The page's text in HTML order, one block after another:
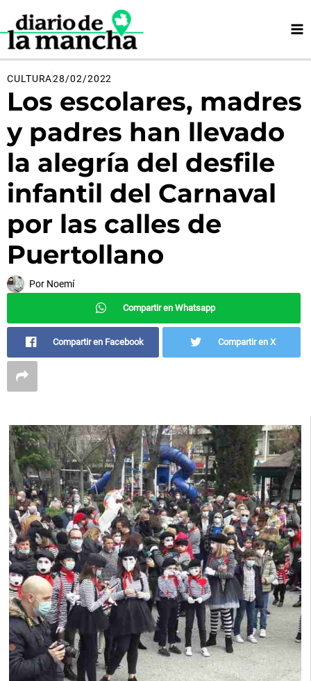
contenido
CULTURA28/02/2022
Los escolares, madres
y padres han llevado
la alegría del desfile
infantil del Carnaval
por las calles de
Puertollano
Por Noemí
Compartir en Whatsapp
Compartir en Facebook Compartir en X